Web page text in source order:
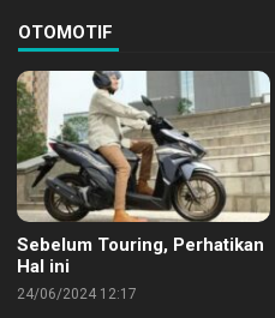
OTOMOTIF
Sebelum Touring, Perhatikan
Hal ini
24/06/2024 12:17